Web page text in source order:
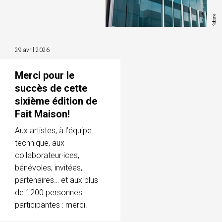
Kabane
29 avril 2026
Merci pour le
succès de cette
sixième édition de
Fait Maison!
Aux artistes, à l’équipe
technique, aux
collaborateur·ices,
bénévoles, invitées,
partenaires… et aux plus
de 1200 personnes
participantes : merci!